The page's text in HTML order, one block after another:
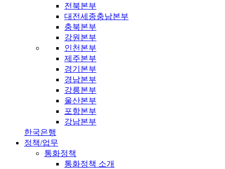
전북본부
대전세종충남본부
충북본부
강원본부
인천본부
제주본부
경기본부
경남본부
강릉본부
울산본부
포항본부
강남본부
한국은행
정책/업무
통화정책
통화정책 소개